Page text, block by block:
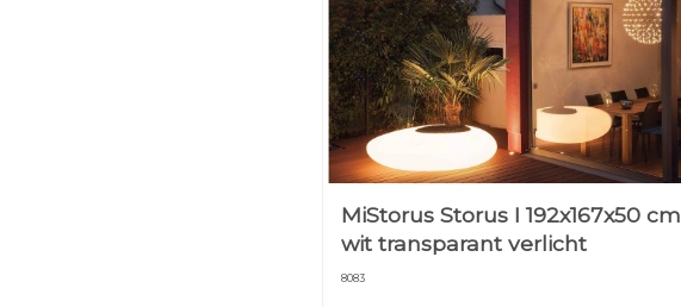
MiStorus Storus I 192x167x50 cm
wit transparant verlicht
8083